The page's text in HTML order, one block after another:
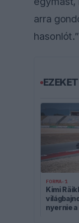
arra
hasonlót.”
FORMA-1
Kimi
nyernie